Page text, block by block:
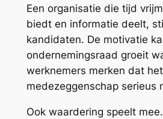
Een organisatie die tijd
biedt en informatie deelt,
kandidaten. De motivatie
ondernemingsraad groeit
werknemers merken dat
medezeggenschap serieus
Ook waardering speelt